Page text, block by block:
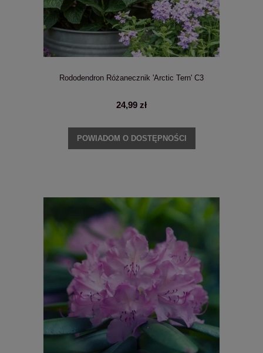
Rododendron Różanecznik 'Arctic Tern' C3
24,99 zł
POWIADOM O DOSTĘPNOŚCI